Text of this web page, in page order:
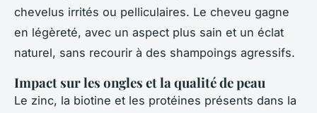
chevelus irrités ou pelliculaires. Le cheveu gagne
en légèreté, avec un aspect plus sain et un éclat
naturel, sans recourir à des shampoings agressifs.
Impact sur les ongles et la qualité de peau
Le zinc, la biotine et les protéines présents dans la